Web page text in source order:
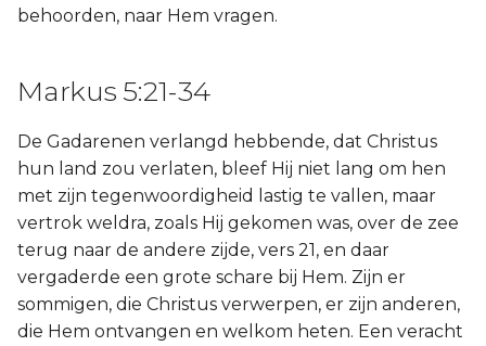
behoorden, naar Hem vragen.
Markus 5:21-34
De Gadarenen verlangd hebbende, dat Christus
hun land zou verlaten, bleef Hij niet lang om hen
met zijn tegenwoordigheid lastig te vallen, maar
vertrok weldra, zoals Hij gekomen was, over de zee
terug naar de andere zijde, vers 21, en daar
vergaderde een grote schare bij Hem. Zijn er
sommigen, die Christus verwerpen, er zijn anderen,
die Hem ontvangen en welkom heten. Een veracht